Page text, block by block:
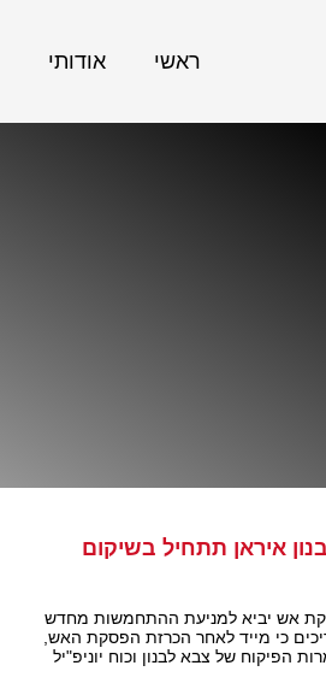
ראשי אודותי
איראן תתחיל בשיקום
אש יביא למניעת ההתחמשות מחדש
כי מייד לאחר הכרזת הפסקת האש,
הפיקוח של צבא לבנון וכוח יוניפ"יל